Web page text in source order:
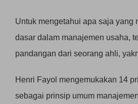
Untuk mengetahui apa saja yang
dasar dalam manajemen usaha,
pandangan dari seorang ahli,
Henri Fayol mengemukakan 14
sebagai prinsip umum